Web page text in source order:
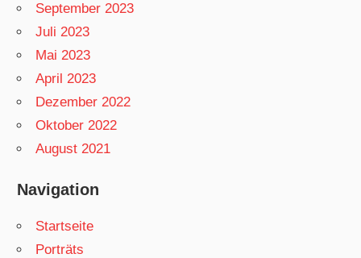
September 2023
Juli 2023
Mai 2023
April 2023
Dezember 2022
Oktober 2022
August 2021
Navigation
Startseite
Porträts